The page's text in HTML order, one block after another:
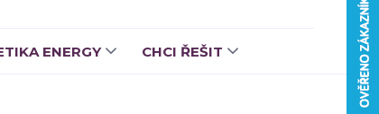
ENERGY CHCI ŘEŠIT